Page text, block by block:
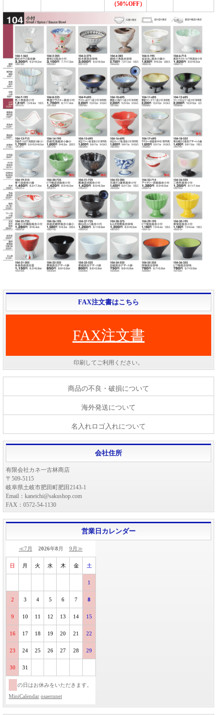
（50%OFF）
FAX注文書はこちら
FAX注文書
印刷してご利用ください。
商品の不良・破損について
海外発送について
名入れロゴ入れについて
会社住所
有限会社カネ一古林商店
〒509-5115
岐阜県土岐市肥田町肥田2143-1
Email：kaneichi@sakushop.com
FAX：0572-54-1130
営業日カレンダー
≪7月 2026年8 月 9月≫
日 月 火 水 木 金 土
1
2 3 4 5 6 7 8
9 10 11 12 13 14 15
16 17 18 19 20 21 22
23 24 25 26 27 28 29
30 31
の日はお休みをいただきます。
MiniCalendar osaerunet